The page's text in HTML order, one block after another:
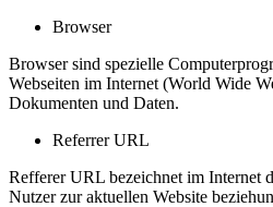
Browser
Browser sind spezielle
Webseiten im Internet (World Wide
Dokumenten und Daten.
Referrer URL
Refferer URL bezeichnet im Internet
Nutzer zur aktuellen Website